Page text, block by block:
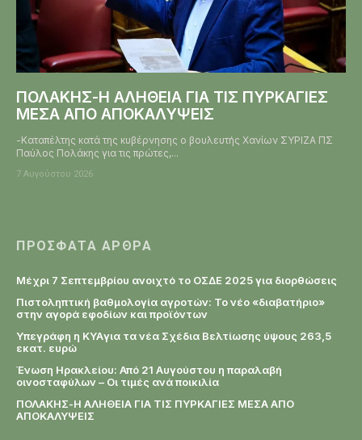
ΠΟΛΑΚΗΣ-Η ΑΛΗΘΕΙΑ ΓΙΑ ΤΙΣ ΠΥΡΚΑΓΙΕΣ
ΜΕΣΑ ΑΠΟ ΑΠΟΚΑΛΥΨΕΙΣ
-Καταπέλτης κατά της κυβέρνησης ο βουλευτής Χανίων ΣΥΡΙΖΑ ΠΣ
Παύλος Πολάκης για τις πρώτες,...
7 Αυγούστου 2026
ΠΡΌΣΦΑΤΑ ΆΡΘΡΑ
Μέχρι 7 Σεπτεμβρίου ανοιχτό το ΟΣΔΕ 2025 για διορθώσεις
Πιστοληπτική βαθμολογία αγροτών: Το νέο «διαβατήριο»
στην αγορά εφοδίων και προϊόντων
Υπεγράφη η KYAγια τα νέα Σχέδια Βελτίωσης ύψους 263,5
εκατ. ευρώ
Ένωση Ηρακλείου: Από 21 Αυγούστου η παραλαβή
οινοσταφύλων – Οι τιμές ανά ποικιλία
ΠΟΛΑΚΗΣ-Η ΑΛΗΘΕΙΑ ΓΙΑ ΤΙΣ ΠΥΡΚΑΓΙΕΣ ΜΕΣΑ ΑΠΟ
ΑΠΟΚΑΛΥΨΕΙΣ